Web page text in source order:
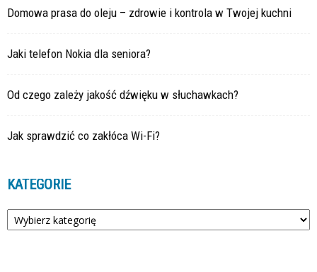
Domowa prasa do oleju – zdrowie i kontrola w Twojej kuchni
Jaki telefon Nokia dla seniora?
Od czego zależy jakość dźwięku w słuchawkach?
Jak sprawdzić co zakłóca Wi-Fi?
KATEGORIE
Kategorie